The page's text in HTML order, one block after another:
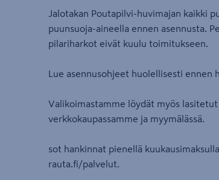
Jalotakan Poutapilvi-huvimajan kaikki
puunsuoja-aineella ennen asennusta.
pilariharkot eivät kuulu toimitukseen.
Lue asennusohjeet huolellisesti ennen
Valikoimastamme löydät myös
verkkokaupassamme ja myymälässä.
sot hankinnat pienellä
rauta.fi/palvelut.